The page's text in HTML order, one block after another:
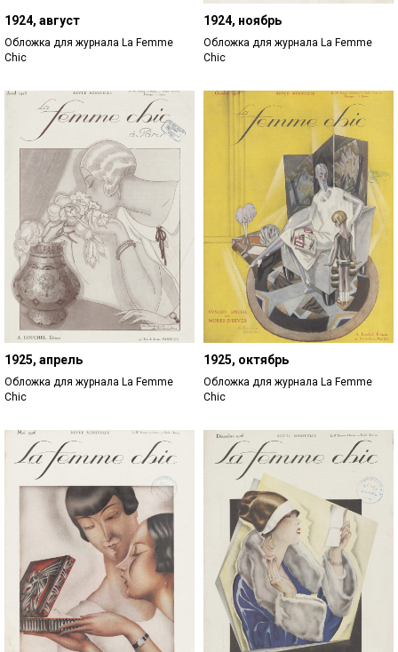
1924, август
Обложка для журнала La Femme
Chic
1924, ноябрь
Обложка для журнала La Femme
Chic
1925, апрель
Обложка для журнала La Femme
Chic
1925, октябрь
Обложка для журнала La Femme
Chic